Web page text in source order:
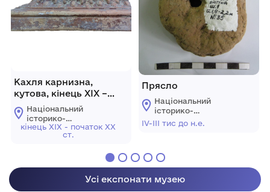
Кахля карнизна,
кутова, кінець ХІХ –
початок ХХ століття.
Національний
історико-
архітектурний
заповідник
кінець XIX - початок XX
ст.
Прясло
Національний
історико-
архітектурний
заповідник
ІV-ІІІ тис до н.е.
Усі експонати музею